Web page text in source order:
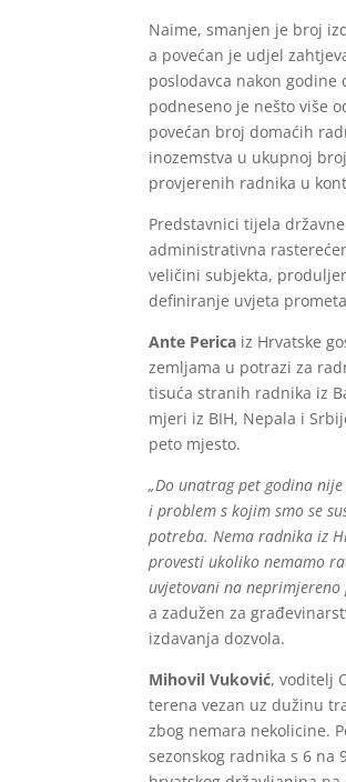
Naime, smanjen je broj
a povećan je udjel
poslodavca nakon
podneseno je nešto više
povećan broj domaćih
inozemstva u ukupnoj
provjerenih radnika u
Predstavnici tijela
administrativna
veličini subjekta,
definiranje uvjeta
Ante Perica iz Hrvatske
zemljama u potrazi za
tisuća stranih radnika iz
mjeri iz BIH, Nepala i
peto mjesto.
„Do unatrag pet godina
i problem s kojim smo se
potreba. Nema radnika iz
provesti ukoliko nemamo
uvjetovani na
a zadužen za
izdavanja dozvola.
Mihovil Vuković, voditelj
terena vezan uz dužinu
zbog nemara nekolicine.
sezonskog radnika s 6